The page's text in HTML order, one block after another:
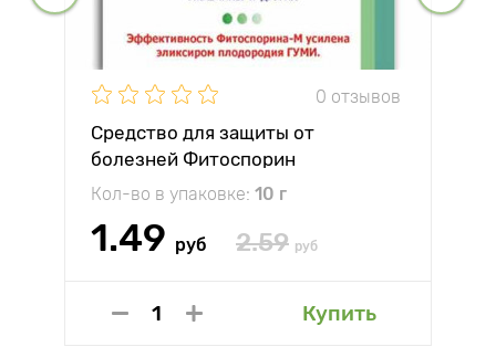
0 отзывов
Средство для защиты от
болезней Фитоспорин
Кол-во в упаковке: 10 г
1.49 руб 2.59 руб
Купить